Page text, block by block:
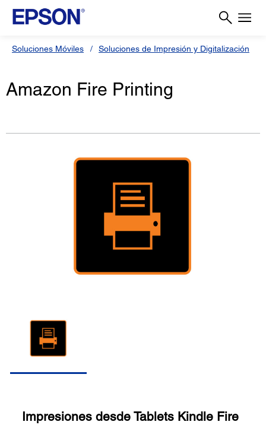
Soluciones Móviles Soluciones de Impresión y Digitalización
Amazon Fire Printing
Impresiones desde Tablets Kindle Fire